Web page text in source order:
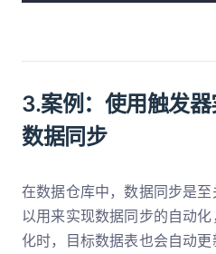
3.案例：使用触发
数据同步
在数据仓库中，数据同步是
以用来实现数据同步的自动
化时，目标数据表也会自动